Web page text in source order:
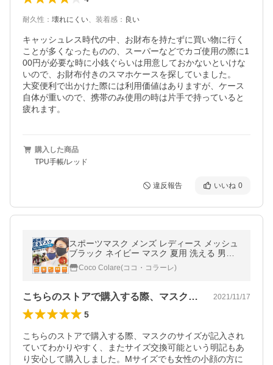
耐久性 ： 壊れにくい、 装着感 ： 良い
キャッシュレス時代の中、お財布を持たずに買い物に行く
ことが多くなったものの、スーパーなどでカゴ使用の際に1
00円が必要な時に小銭ぐらいは用意しておかないといけな
いので、お財布付きのスマホケースを探していました。
大変便利で出かけた際には利用価値はありますが、ケース
自体が重いので、携帯のみ使用の時は片手で持っていると
疲れます。
購入した商品
TPU手帳/レッド
違反報告 いいね 0
スポーツマスク メンズ レディース メッシュ
ブラック ネイビー マスク 夏用 洗える 男女
兼用 息苦しくない 速乾 ベルキューナ
Coco Colare(ココ・コラーレ)
こちらのストアで購入する際、マスクのサ… 2021/11/17
5
こちらのストアで購入する際、マスクのサイズが記入され
ていてわかりやすく、またサイズ交換可能という明記もあ
り安心して購入しました。Mサイズでも女性の小顔の方に